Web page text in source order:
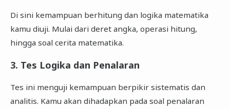
Di sini kemampuan berhitung dan logika matematika
kamu diuji. Mulai dari deret angka, operasi hitung,
hingga soal cerita matematika.
3. Tes Logika dan Penalaran
Tes ini menguji kemampuan berpikir sistematis dan
analitis. Kamu akan dihadapkan pada soal penalaran